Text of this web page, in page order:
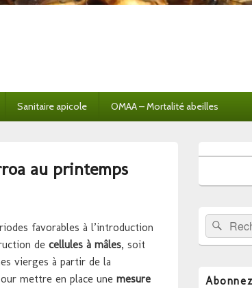
Sanitaire apicole OMAA – Mortalité abeilles
au printemps
favorables à l’introduction
de cellules à mâles, soit
vierges à partir de la
mettre en place une mesure
principale
widget
barre
latérale
Recherche :